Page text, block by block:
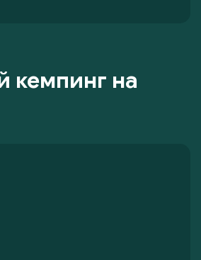
кемпинг на